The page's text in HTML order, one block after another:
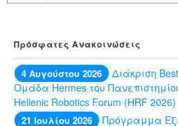
Πρόσφατες Ανακοινώσεις
4 Αυγούστου 2026
Διάκριση
Ομάδα Hermes του
Hellenic Robotics Forum (HRF 2026)
21 Ιουλίου 2026
Πρόγραμμα